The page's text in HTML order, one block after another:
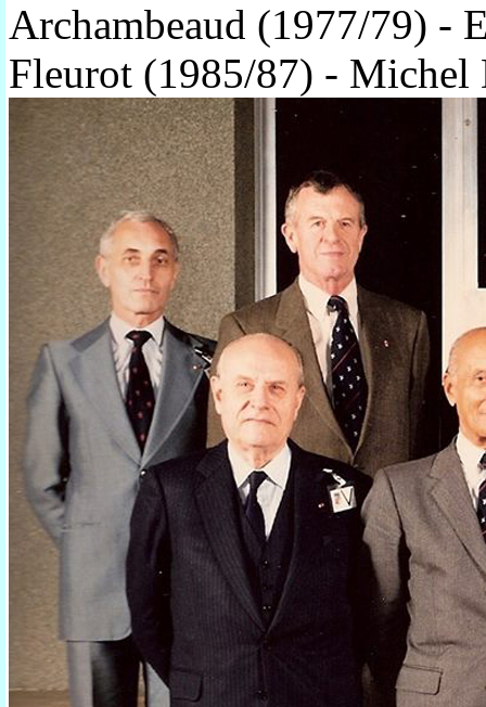
Archambeaud (1977/79) -
Fleurot (1985/87) - Michel